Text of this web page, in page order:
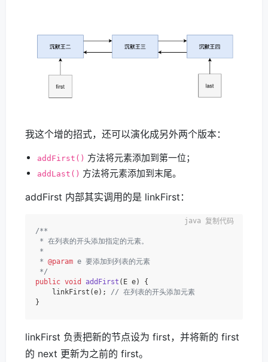
我这个增的招式，还可以演化成另外两个版本：
addFirst() 方法将元素添加到第一位；
addLast() 方法将元素添加到末尾。
addFirst 内部其实调用的是 linkFirst：
/**
* 在列表的开头添加指定的元素。
*
* @param e 要添加到列表的元素
*/
public void addFirst (E e)
{
    linkFirst(e);
// 在列表的开头添加元素
复制代码
linkFirst 负责把新的节点设为 first，并将新的 first
的 next 更新为之前的 first。